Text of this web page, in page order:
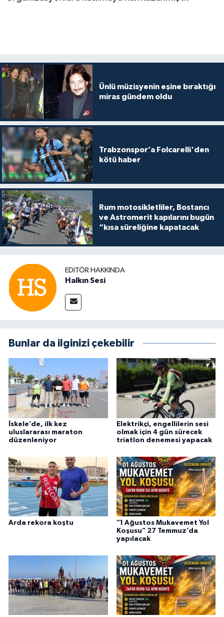
Ünlü müzisyenin eşine bıraktığı
miras gündem oldu
Trabzonspor’a Folcarelli'den
kötü haber
Rum motosikletliler, Bostancı
ve Astromerit kapılarını bugün
“kısa süreliğine kapatacak
EDITÖR HAKKINDA
Halkın Sesi
Bunlar da ilginizi çekebilir
İskele’de, ilk kez
uluslararası maraton
düzenleniyor
Elektrikçi, engellilerin sesi
olmak için 4 gün sürecek
triatlon denemesi yapacak
Arda rekora koştu
"1 Ağustos Mukavemet Yol
Koşusu" 27 Temmuz’da
yapılacak